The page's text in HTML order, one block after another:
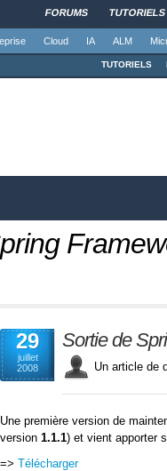
FORUMS TUTORIELS
Cloud IA ALM
TUTORIELS
29
juillet
2008
Sortie de
Un article
Une première version de
version 1.1.1) et vient apporter
=> Télécharger